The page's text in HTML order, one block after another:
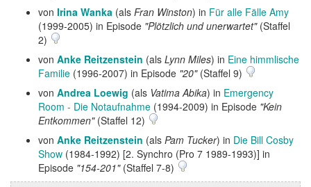
von Irina Wanka (als Fran Winston) in Für alle Fälle Amy
(1999-2005) in Episode "Plötzlich und unerwartet"(Staffel
2)
von Anke Reitzenstein (als Lynn Miles) in Eine himmlische
Familie (1996-2007) in Episode "20"(Staffel 9)
von Andrea Loewig (als Vatima Abika) in Emergency
Room - Die Notaufnahme (1994-2009) in Episode "Kein
Entkommen"(Staffel 12)
von Anke Reitzenstein (als Pam Tucker) in Die Bill Cosby
Show (1984-1992) [2. Synchro (Pro 7 1989-1993)] in
Episode "154-201"(Staffel 7-8)